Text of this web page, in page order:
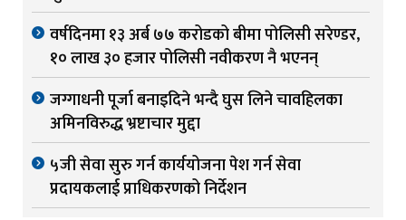
वर्षदिनमा १३ अर्ब ७७ करोडको बीमा पोलिसी सरेण्डर,
१० लाख ३० हजार पोलिसी नवीकरण नै भएनन्
जग्गाधनी पूर्जा बनाइदिने भन्दै घुस लिने चावहिलका
अमिनविरुद्ध भ्रष्टाचार मुद्दा
५जी सेवा सुरु गर्न कार्ययोजना पेश गर्न सेवा
प्रदायकलाई प्राधिकरणको निर्देशन